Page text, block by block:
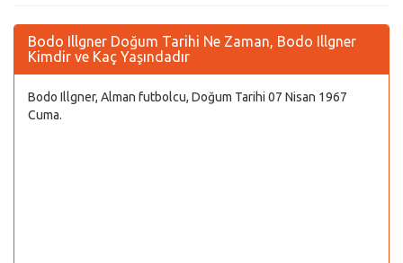
Bodo Illgner Doğum Tarihi Ne Zaman, Bodo Illgner
Kimdir ve Kaç Yaşındadır
Bodo Illgner, Alman futbolcu, Doğum Tarihi 07 Nisan 1967
Cuma.